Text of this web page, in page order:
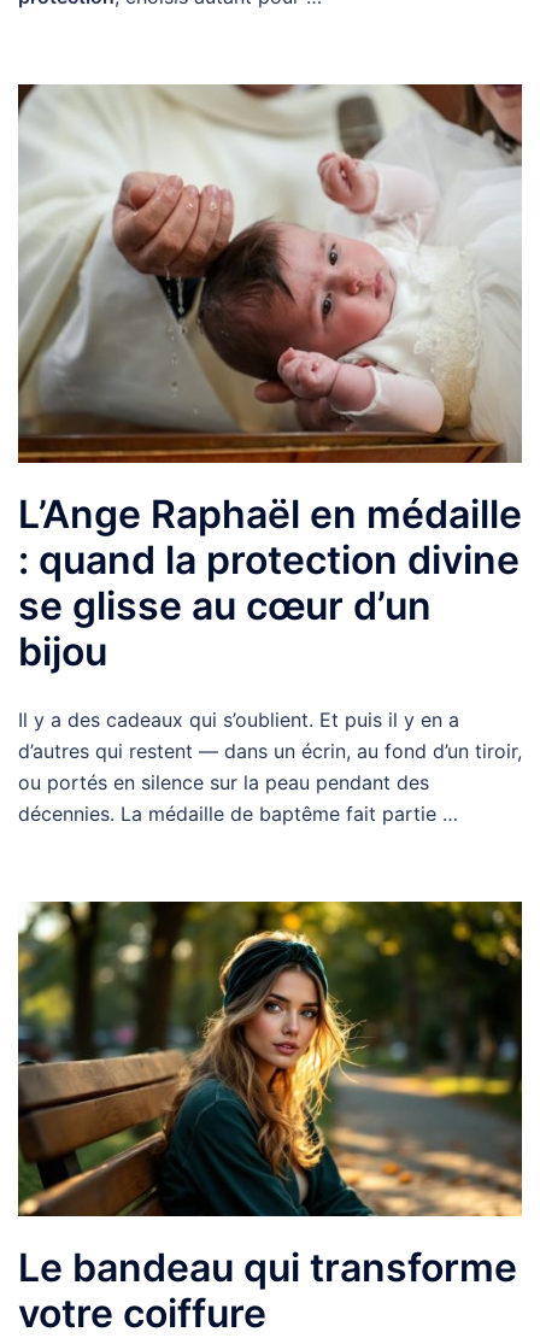
L’Ange Raphaël en médaille
: quand la protection divine
se glisse au cœur d’un
bijou
Il y a des cadeaux qui s’oublient. Et puis il y en a
d’autres qui restent — dans un écrin, au fond d’un tiroir,
ou portés en silence sur la peau pendant des
décennies. La médaille de baptême fait partie …
Le bandeau qui transforme
votre coiffure